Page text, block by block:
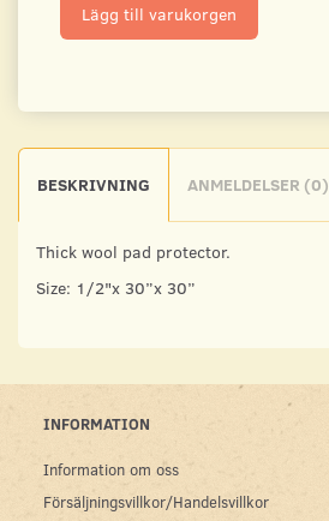
Lägg till varukorgen
BESKRIVNING ANMELDELSER (0)
Thick wool pad protector.
Size: 1/2"x 30”x 30”
INFORMATION
Information om oss
Försäljningsvillkor/Handelsvillkor